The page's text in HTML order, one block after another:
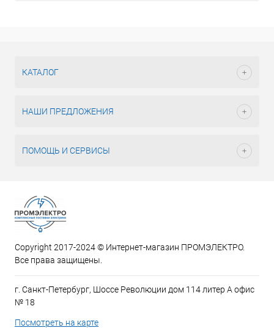
КАТАЛОГ
НАШИ ПРЕДЛОЖЕНИЯ
ПОМОЩЬ И СЕРВИСЫ
Copyright 2017-2024 © Интернет-магазин ПРОМЭЛЕКТРО.
Все права защищены.
г. Санкт-Петербург, Шоссе Революции дом 114 литер А офис
№ 18
Посмотреть на карте